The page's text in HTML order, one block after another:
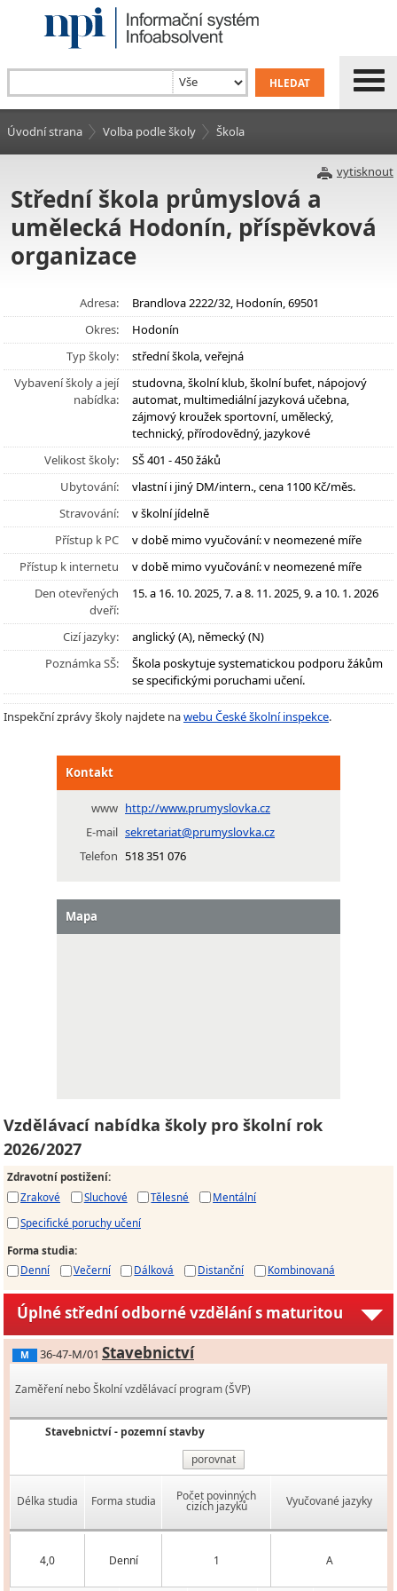
Úvodní strana Volba podle školy Škola
vytisknout
Střední škola průmyslová a
umělecká Hodonín, příspěvková
organizace
Adresa:
Brandlova 2222/32, Hodonín, 69501
Okres:
Hodonín
Typ školy:
střední škola, veřejná
Vybavení školy a její
nabídka:
studovna, školní klub, školní bufet, nápojový
automat, multimediální jazyková učebna,
zájmový kroužek sportovní, umělecký,
technický, přírodovědný, jazykové
Velikost školy:
SŠ 401 - 450 žáků
Ubytování:
vlastní i jiný DM/intern., cena 1100 Kč/měs.
Stravování:
v školní jídelně
Přístup k PC
v době mimo vyučování: v neomezené míře
Přístup k internetu
v době mimo vyučování: v neomezené míře
Den otevřených
dveří:
15. a 16. 10. 2025, 7. a 8. 11. 2025, 9. a 10. 1. 2026
Cizí jazyky:
anglický (A), německý (N)
Poznámka SŠ:
Škola poskytuje systematickou podporu žákům
se specifickými poruchami učení.
Inspekční zprávy školy najdete nawebu České školní inspekce.
Kontakt
www http://www.prumyslovka.cz
E-mail sekretariat@prumyslovka.cz
Telefon 518 351 076
Mapa
Vzdělávací nabídka školy pro školní rok
2026/2027
Zdravotní postižení:
Zrakové
Sluchové Tělesné
Mentální
Specifické poruchy učení
Forma studia:
Denní
Večerní Dálková Distanční Kombinovaná
Úplné střední odborné vzdělání s maturitou
M 36-47-M/01 Stavebnictví
Zaměření nebo Školní vzdělávací program (ŠVP)
Stavebnictví - pozemní stavby
porovnat
Délka studia Forma studia Počet povinných
cizích jazyků Vyučované jazyky
4,0 Denní 1 A